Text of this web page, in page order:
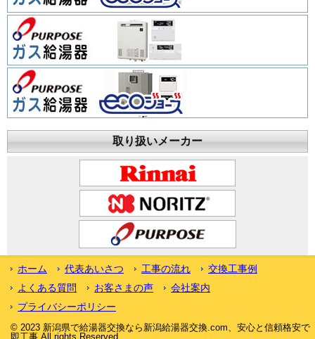
取り扱いメーカー
ホーム 代表あいさつ 工事の流れ
交換工事例
よくある質問
お客さまの声
会社案内
プライバシーポリシー
© 2023 新潟県で給湯器交換なら新潟給湯器交換.com、安心と信頼格安で
即工事 All rights Reserved.